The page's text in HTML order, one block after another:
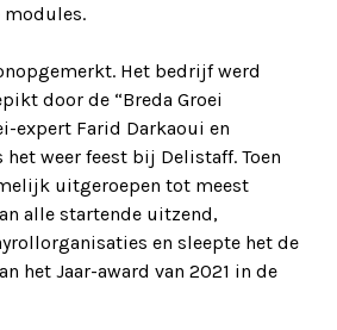
modules.
Het bedrijf werd
door de “Breda Groei
expert Farid Darkaoui en
het weer feest bij Delistaff. Toen
uitgeroepen tot meest
alle startende uitzend,
en sleepte het de
het Jaar-award van 2021 in de